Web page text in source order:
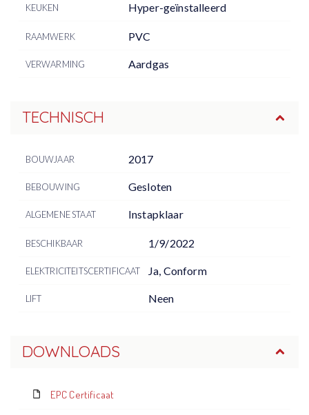
KEUKEN Hyper-geïnstalleerd
RAAMWERK PVC
VERWARMING Aardgas
TECHNISCH
BOUWJAAR 2017
BEBOUWING Gesloten
ALGEMENE STAAT Instapklaar
BESCHIKBAAR 1/9/2022
ELEKTRICITEITSCERTIFICAAT Ja, Conform
LIFT Neen
DOWNLOADS
EPC Certificaat